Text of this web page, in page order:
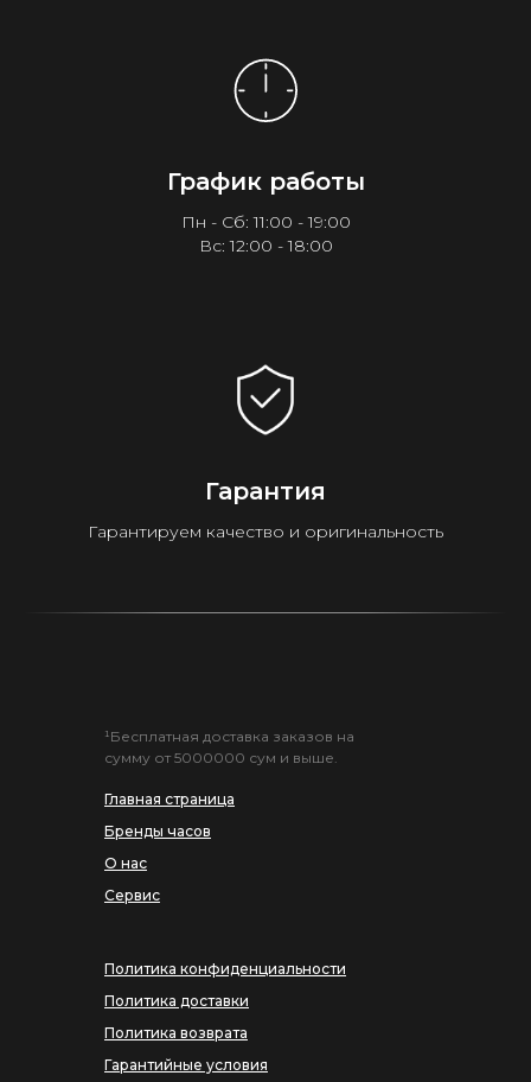
График работы
Пн - Сб: 11:00 - 19:00
Вс: 12:00 - 18:00
Гарантия
Гарантируем качество и оригинальность
Главная страница
Бренды часов
О нас
Сервис
¹Бесплатная доставка заказов на
сумму от 5000000 сум и выше.
Политика конфиденциальности
Политика доставки
Политика возврата
Гарантийные условия